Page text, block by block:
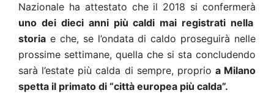
Nazionale ha attestato che il 2018 si confermerà
uno dei dieci anni più caldi mai registrati nella
storia e che, se l’ondata di caldo proseguirà nelle
prossime settimane, quella che si sta concludendo
sarà l’estate più calda di sempre, proprio a Milano
spetta il primato di “città europea più calda”.